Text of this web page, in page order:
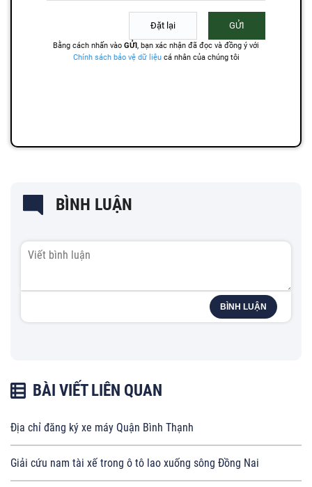
BÌNH LUẬN
BÌNH LUẬN
BÀI VIẾT LIÊN QUAN
Địa chỉ đăng ký xe máy Quận Bình Thạnh
Giải cứu nam tài xế trong ô tô lao xuống sông Đồng Nai